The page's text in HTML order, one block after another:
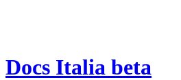
Docs Italia beta